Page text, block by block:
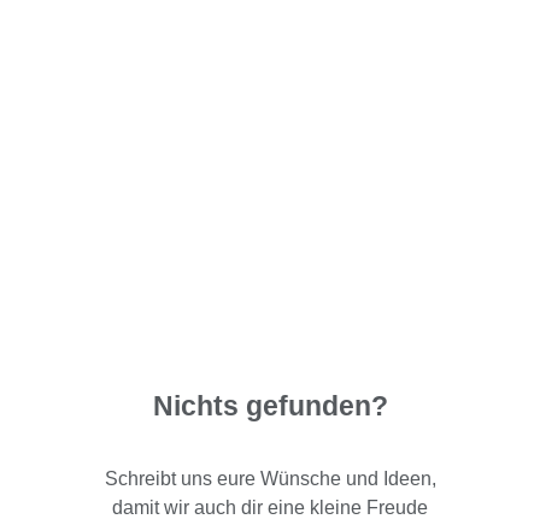
Nichts gefunden?
Schreibt uns eure Wünsche und Ideen,
damit wir auch dir eine kleine Freude